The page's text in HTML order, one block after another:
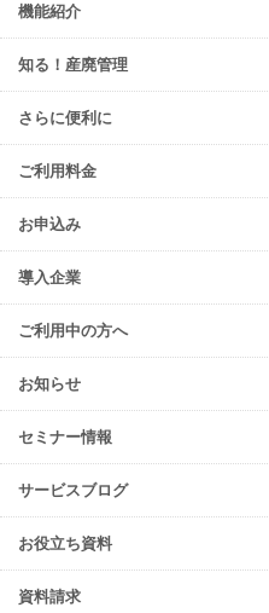
機能紹介
知る！産廃管理
知る！産廃管理
初級編
中級編
上級編
さらに便利に
さらに便利に
TansoMiru産廃
多量排出行政報告支援サービス
再生資源利用促進支援サービス
er-contract
遠隔承認モデル
JWNETデータ取込機能
パッケージソフト
ご利用料金
ご利用料金
排出事業者様
収集運搬・
お申込み
お申込み
e-reverse.com
TansoMiru産廃
多量排出行政報告支援サービス
er-contract
再生資源利用促進支援サービス
導入企業
導入企業
収集運搬業者・
排出事業者一覧
導入事例一覧
ご利用中の方へ
ご利用中の方へ
各種お手続き
ご登録情報変更
初期設定方法
動作環境
会員規約
サービスの可用性とセキュリティ
よくあるご質問
お知らせ
お知らせ
ニュースリリース
メンテナンス
障害情報
機能リリース
イベント
セミナー情報
サービスブログ
お役立ち資料
資料請求